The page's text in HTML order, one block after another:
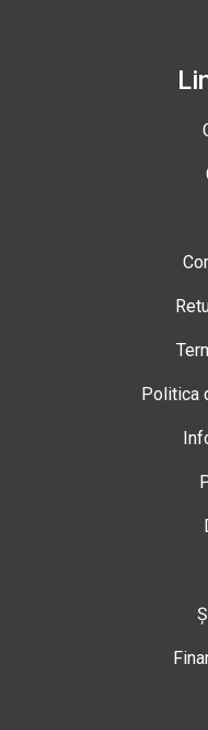
Politica